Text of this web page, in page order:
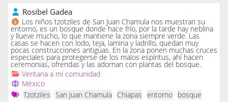
Rosibel Gadea
Los niños tzotziles de San Juan Chamula nos muestran su
entorno, es un bosque donde hace frío, por la tarde hay neblina
y llueve mucho, lo que mantiene la zona siempre verde. Las
casas se hacen con lodo, teja, lamina y ladrillo, quedan muy
pocas construcciones antiguas. En la zona ponen muchas cruces
especiales para protegerse de los malos espíritus, ahí hacen
ceremonias, ofrendas y las adornan con plantas del bosque.
Ventana a mi comunidad
México
Tzotziles
San Juan Chamula Chiapas entorno bosque